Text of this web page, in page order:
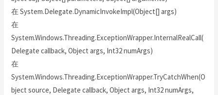
在 System.Delegate.DynamicInvokeImpl(Object[] args)
在
System.Windows.Threading.ExceptionWrapper.InternalRealCall(
Delegate callback, Object args, Int32 numArgs)
在
System.Windows.Threading.ExceptionWrapper.TryCatchWhen(O
bject source, Delegate callback, Object args, Int32 numArgs,